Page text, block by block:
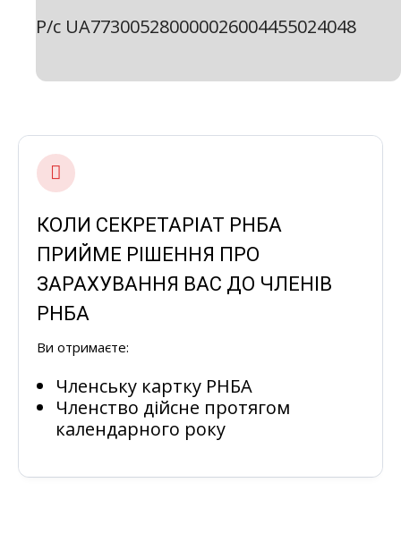
Р/с UA773005280000026004455024048
КОЛИ СЕКРЕТАРІАТ РНБА
ПРИЙМЕ РІШЕННЯ ПРО
ЗАРАХУВАННЯ ВАС ДО ЧЛЕНІВ
РНБА
Ви отримаєте:
Членську картку РНБА
Членство дійсне протягом
календарного року